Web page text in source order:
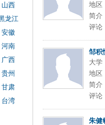
地区
简介
评论
邹积
大学
地区
简介
评论
朱健
山西
龙江
安徽
河南
广西
贵州
甘肃
台湾